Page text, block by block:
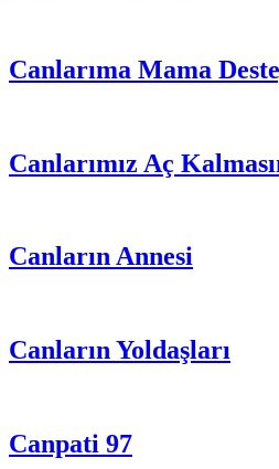
Canlarıma Mama
Canlarımız Aç
Canların Annesi
Canların Yoldaşları
Canpati 97